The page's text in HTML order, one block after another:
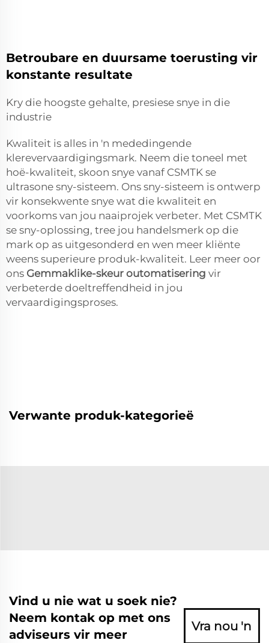
Betroubare en duursame toerusting vir
konstante resultate
Kry die hoogste gehalte, presiese snye in die
industrie
Kwaliteit is alles in 'n mededingende
klerevervaardigingsmark. Neem die toneel met
hoë-kwaliteit, skoon snye vanaf CSMTK se
ultrasone sny-sisteem. Ons sny-sisteem is ontwerp
vir konsekwente snye wat die kwaliteit en
voorkoms van jou naaiprojek verbeter. Met CSMTK
se sny-oplossing, tree jou handelsmerk op die
mark op as uitgesonderd en wen meer kliënte
weens superieure produk-kwaliteit. Leer meer oor
ons Gemmaklike-skeur outomatisering vir
verbeterde doeltreffendheid in jou
vervaardigingsproses.
Verwante produk-kategorieë
Vind u nie wat u soek nie?
Neem kontak op met ons
adviseurs vir meer
Vra nou 'n